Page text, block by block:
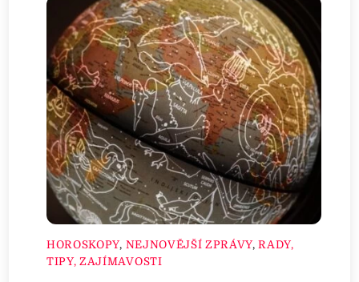
HOROSKOPY, NEJNOVĚJŠÍ ZPRÁVY,RADY,
TIPY, ZAJÍMAVOSTI